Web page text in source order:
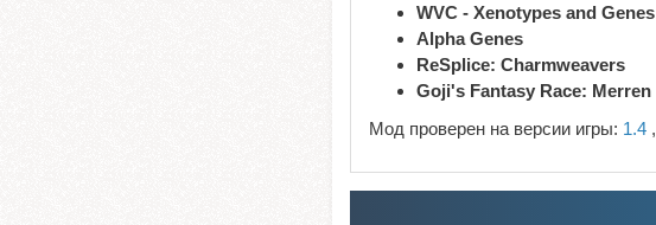
WVC - Xenotypes and Genes
Alpha Genes
ReSplice: Charmweavers
Goji's Fantasy Race: Merren
Мод проверен на версии игры: 1.4 ,